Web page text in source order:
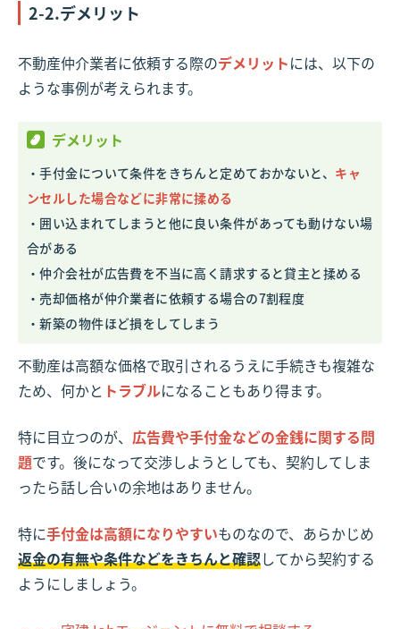
2-2.デメリット
不動産仲介業者に依頼する際のデメリットには、以下の
ような事例が考えられます。
デメリット
・手付金について条件をきちんと定めておかないと、 キャ
ンセルした場合などに非常に揉める
・囲い込まれてしまうと他に良い条件があっても動けない場
合がある
・仲介会社が広告費を不当に高く請求すると貸主と揉める
・売却価格が仲介業者に依頼する場合の7割程度
・新築の物件ほど損をしてしまう
不動産は高額な価格で取引されるうえに手続きも複雑な
ため、何かと トラブルになることもあり得ます。
特に目立つのが、 広告費や手付金などの金銭に関する問
題です。後になって交渉しようとしても、契約してしま
ったら話し合いの余地はありません。
特に手付金は高額になりやすいものなので、あらかじめ
返金の有無や条件などをきちんと確認してから契約する
ようにしましょう。